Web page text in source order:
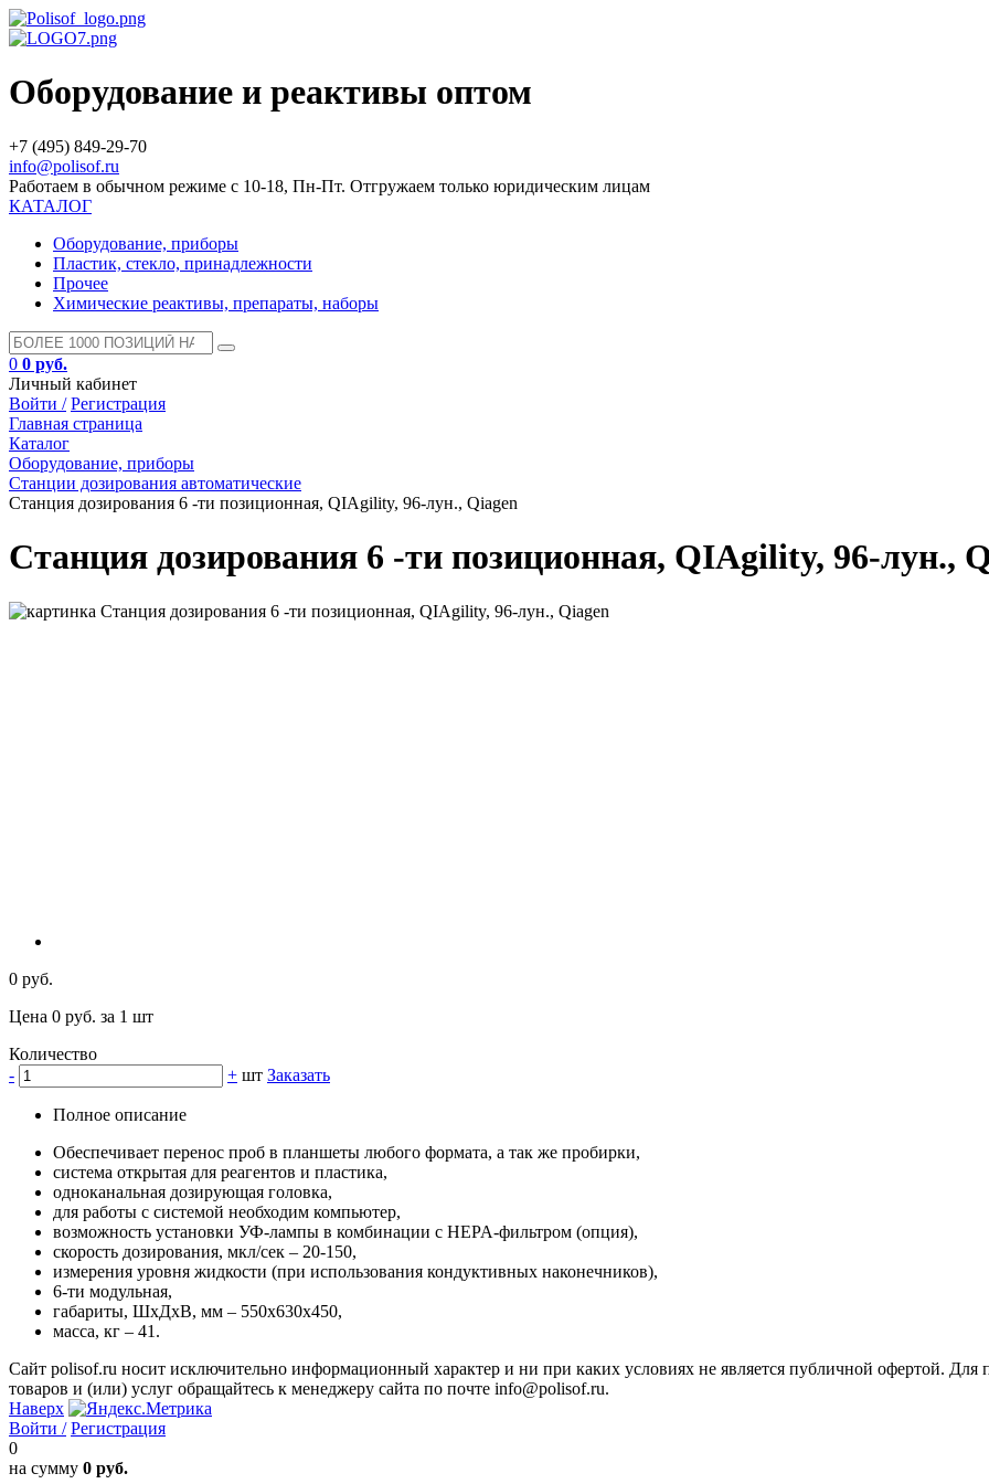
Оборудование и реактивы оптом
+7 (495) 849-29-70
info@polisof.ru
Работаем в обычном режиме с 10-18, Пн-Пт. Отгружаем только юридическим лицам
КАТАЛОГ
Оборудование, приборы
Пластик, стекло, принадлежности
Прочее
Химические реактивы, препараты, наборы
0 0 руб.
Личный кабинет
Войти / Регистрация
Главная страница
Каталог
Оборудование, приборы
Станции дозирования автоматические
Станция дозирования 6 -ти позиционная, QIAgility, 96-лун., Qiagen
Станция дозирования 6 -ти позиционная, QIAgility, 96-лун.,
0 руб.
Цена 0 руб. за 1 шт
Количество
-
+ шт Заказать
Полное описание
Обеспечивает перенос проб в планшеты любого формата, а так же пробирки,
система открытая для реагентов и пластика,
одноканальная дозирующая головка,
для работы с системой необходим компьютер,
возможность установки УФ-лампы в комбинации с HEPA-фильтром (опция),
скорость дозирования, мкл/сек – 20-150,
измерения уровня жидкости (при использования кондуктивных наконечников),
6-ти модульная,
габариты, ШхДхВ, мм – 550х630х450,
масса, кг – 41.
Сайт polisof.ru носит исключительно информационный характер и ни при каких условиях не является публичной офертой.
товаров и (или) услуг обращайтесь к менеджеру сайта по почте info@polisof.ru.
Наверх
Войти / Регистрация
0
на сумму 0 руб.